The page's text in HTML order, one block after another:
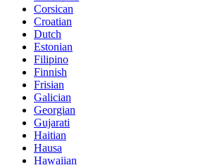
Corsican
Croatian
Dutch
Estonian
Filipino
Finnish
Frisian
Galician
Georgian
Gujarati
Haitian
Hausa
Hawaiian